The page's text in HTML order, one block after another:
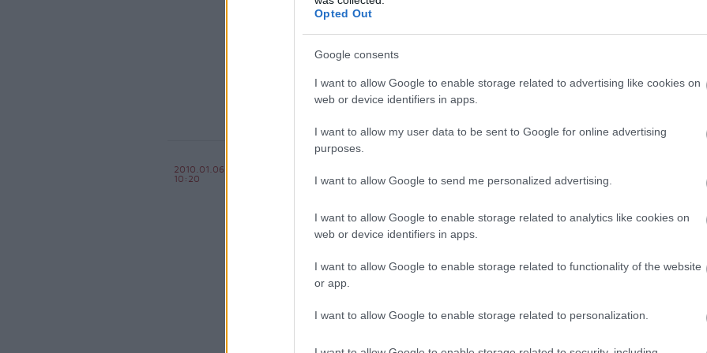
Opted Out
Google consents
I want to allow Google to enable storage related to advertising like cookies on
web or device identifiers in apps.
I want to allow my user data to be sent to Google for online advertising
purposes.
I want to allow Google to send me personalized advertising.
I want to allow Google to enable storage related to analytics like cookies on
web or device identifiers in apps.
I want to allow Google to enable storage related to functionality of the website
or app.
I want to allow Google to enable storage related to personalization.
komment komment
festék
BKV figyelő.hu
2010.01.06
10:20
Ezzel a folyamatosan frissülő bejegyzéssel
szeretnénk segíteni nektek, hogy tisztán
ezentúl, amely a vezető hírportálokon